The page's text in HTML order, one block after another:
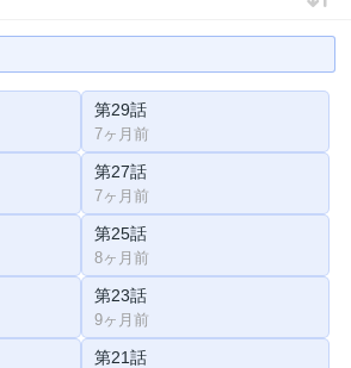
第29話
7ヶ月前
第27話
7ヶ月前
第25話
8ヶ月前
第23話
9ヶ月前
第21話